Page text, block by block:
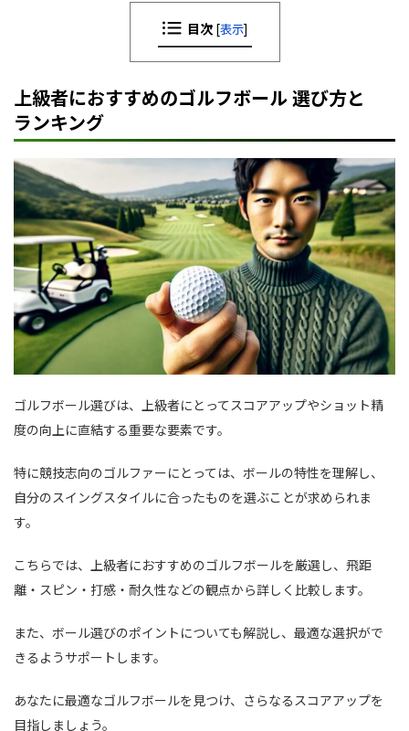
目次 [表示]
上級者におすすめのゴルフボール 選び方と
ランキング
ゴルフボール選びは、上級者にとってスコアアップやショット精
度の向上に直結する重要な要素です。
特に競技志向のゴルファーにとっては、ボールの特性を理解し、
自分のスイングスタイルに合ったものを選ぶことが求められま
す。
こちらでは、上級者におすすめのゴルフボールを厳選し、飛距
離・スピン・打感・耐久性などの観点から詳しく比較します。
また、ボール選びのポイントについても解説し、最適な選択がで
きるようサポートします。
あなたに最適なゴルフボールを見つけ、さらなるスコアアップを
目指しましょう。